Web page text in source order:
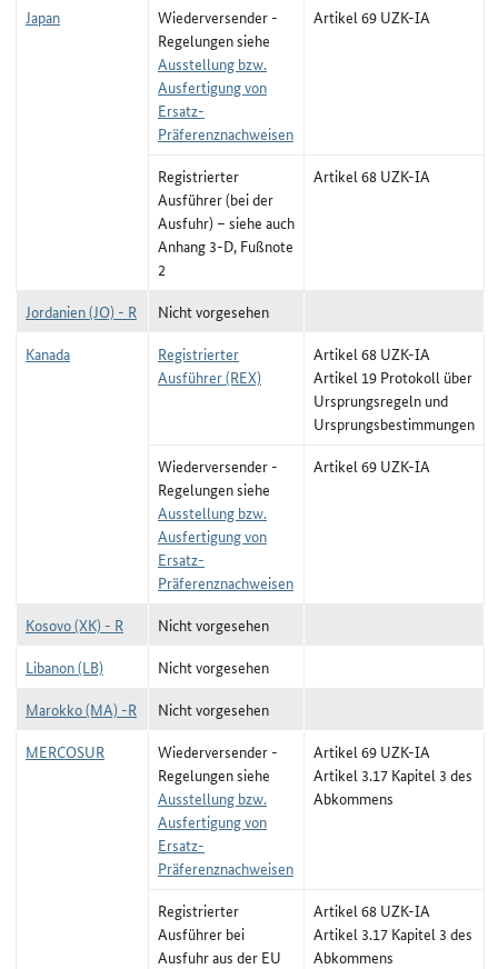
Japan
Wiederversender -
Regelungen siehe
Ausstellung bzw.
Ausfertigung von
Ersatz-
Präferenznachweisen
Artikel 69 UZK-IA
Registrierter
Ausführer (bei der
Ausfuhr) – siehe auch
Anhang 3-D, Fußnote
2
Artikel 68 UZK-IA
Jordanien (JO) - R
Nicht vorgesehen
Kanada
Registrierter
Ausführer (REX)
Artikel 68 UZK-IA
Artikel 19 Protokoll über
Ursprungsregeln und
Ursprungsbestimmungen
Wiederversender -
Regelungen siehe
Ausstellung bzw.
Ausfertigung von
Ersatz-
Präferenznachweisen
Artikel 69 UZK-IA
Kosovo (XK) - R
Nicht vorgesehen
Libanon (LB)
Nicht vorgesehen
Marokko (MA) -R
Nicht vorgesehen
MERCOSUR
Wiederversender -
Regelungen siehe
Ausstellung bzw.
Ausfertigung von
Ersatz-
Präferenznachweisen
Artikel 69 UZK-IA
Artikel 3.17 Kapitel 3 des
Abkommens
Registrierter
Ausführer bei
Ausfuhr aus der EU
Artikel 68 UZK-IA
Artikel 3.17 Kapitel 3 des
Abkommens